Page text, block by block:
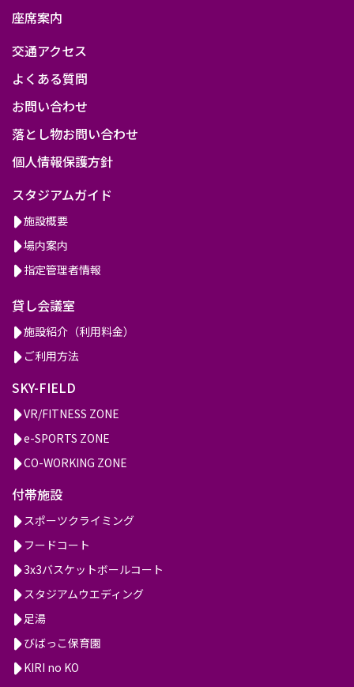
座席案内
交通アクセス
よくある質問
お問い合わせ
落とし物お問い合わせ
個人情報保護方針
スタジアムガイド
施設概要
場内案内
指定管理者情報
貸し会議室
施設紹介（利用料金）
ご利用方法
SKY-FIELD
VR/FITNESS ZONE
e-SPORTS ZONE
CO-WORKING ZONE
付帯施設
スポーツクライミング
フードコート
3x3バスケットボールコート
スタジアムウエディング
足湯
びばっこ保育園
KIRI no KO